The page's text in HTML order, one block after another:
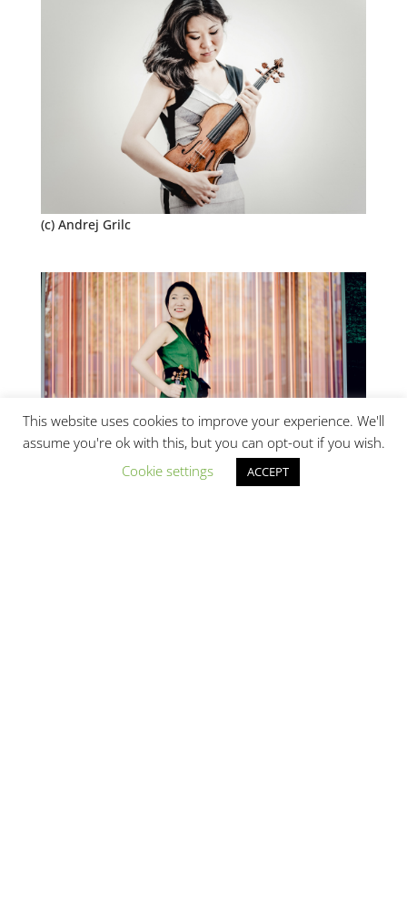
(c) Andrej Grilc
This website uses cookies to improve your experience. We'll
assume you're ok with this, but you can opt-out if you wish.
Cookie settings
ACCEPT